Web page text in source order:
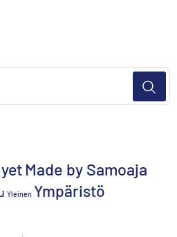
Made by Samoaja
Yleinen Ympäristö